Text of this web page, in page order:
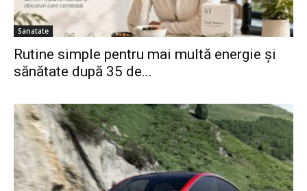
Sanatate
Rutine simple pentru mai multă energie și
sănătate după 35 de...